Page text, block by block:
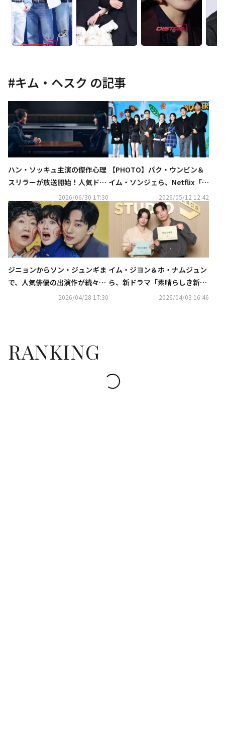
#キム・ヘスク の記事
ハン・ソッキュ主演の傑作心理
スリラーが放送開始！人気ドラ
マ4作のアンコール放送も…7月
のホームドラマチャンネルも豪
華
2026/06/30 17:30
【PHOTO】パク・ウンビン＆
イム・ソンジェら、Netflix「ワ
ンダーフールズ」制作発表会に
出席
2026/05/12 12:42
ジニョンからソン・ジュンギま
で、人気俳優の出演作が続々！
ソ・イングクのファンコンも…
2026/04/28 17:30
イム・ジヨン＆ホ・ナムジュン
ら、新ドラマ「素晴らしき新世
界」台本読み合わせ現場を公開
2026/04/03 16:46
RANKING